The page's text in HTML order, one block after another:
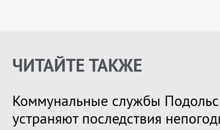
ЧИТАЙТЕ ТАКЖЕ
Коммунальные службы
устраняют последствия